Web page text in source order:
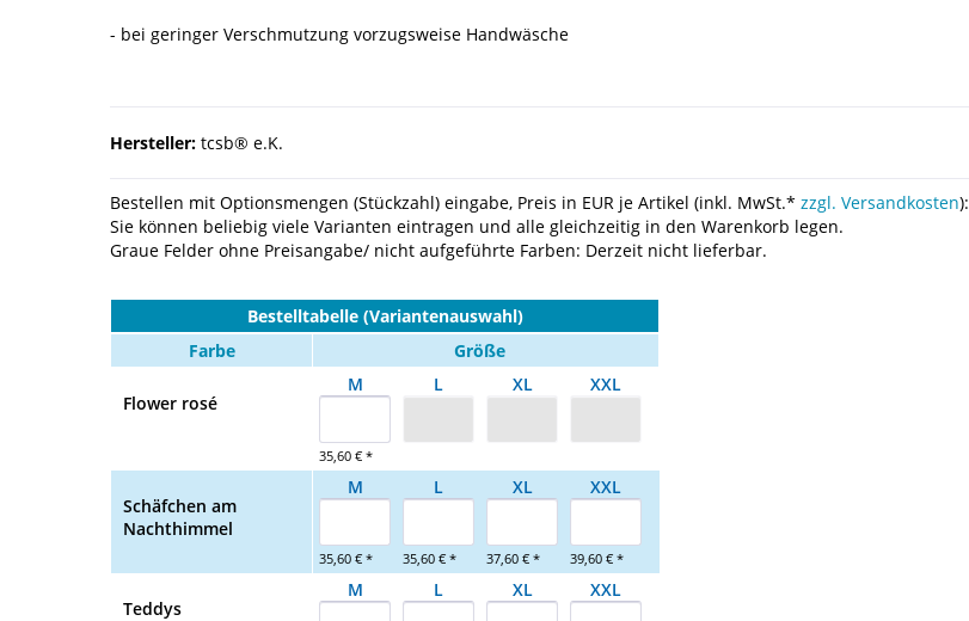
- bei geringer Verschmutzung vorzugsweise Handwäsche
Hersteller: tcsb® e.K.
Bestellen mit Optionsmengen (Stückzahl) eingabe, Preis in EUR je Artikel (inkl. MwSt.* zzgl. Versandkosten):
Sie können beliebig viele Varianten eintragen und alle gleichzeitig in den Warenkorb legen.
Graue Felder ohne Preisangabe/ nicht aufgeführte Farben: Derzeit nicht lieferbar.
Bestelltabelle (Variantenauswahl)
Farbe
Größe
Flower rosé
M
35,60 € *
L XL XXL
Schäfchen am
Nachthimmel
M
35,60 € *
L
35,60 € *
XL
37,60 € *
XXL
39,60 € *
Teddys
M L XL XXL